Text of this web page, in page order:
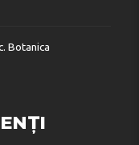
Botanica